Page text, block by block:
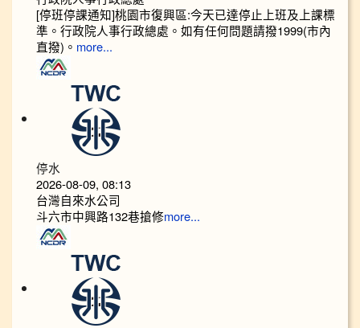
[停班停課通知]桃園市復興區:今天已達停止上班及上課標
準。行政院人事行政總處。如有任何問題請撥1999(市內
直撥)。 more...
停水
2026-08-09, 08:13
台灣自來水公司
斗六市中興路132巷搶修more...